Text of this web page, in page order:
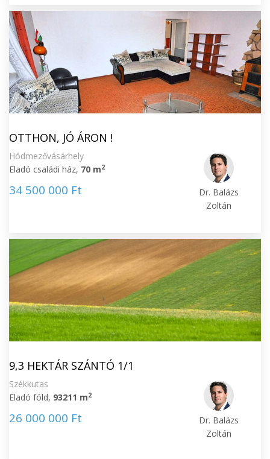
OTTHON, JÓ ÁRON !
Hódmezővásárhely
Eladó családi ház, 70 m2
34 500 000 Ft
Dr. Balázs
Zoltán
9,3 HEKTÁR SZÁNTÓ 1/1
Székkutas
Eladó föld, 93211 m2
26 000 000 Ft
Dr. Balázs
Zoltán